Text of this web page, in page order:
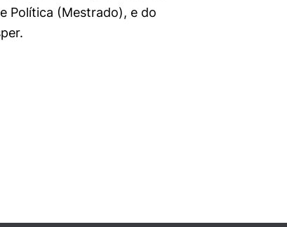
Política (Mestrado), e do